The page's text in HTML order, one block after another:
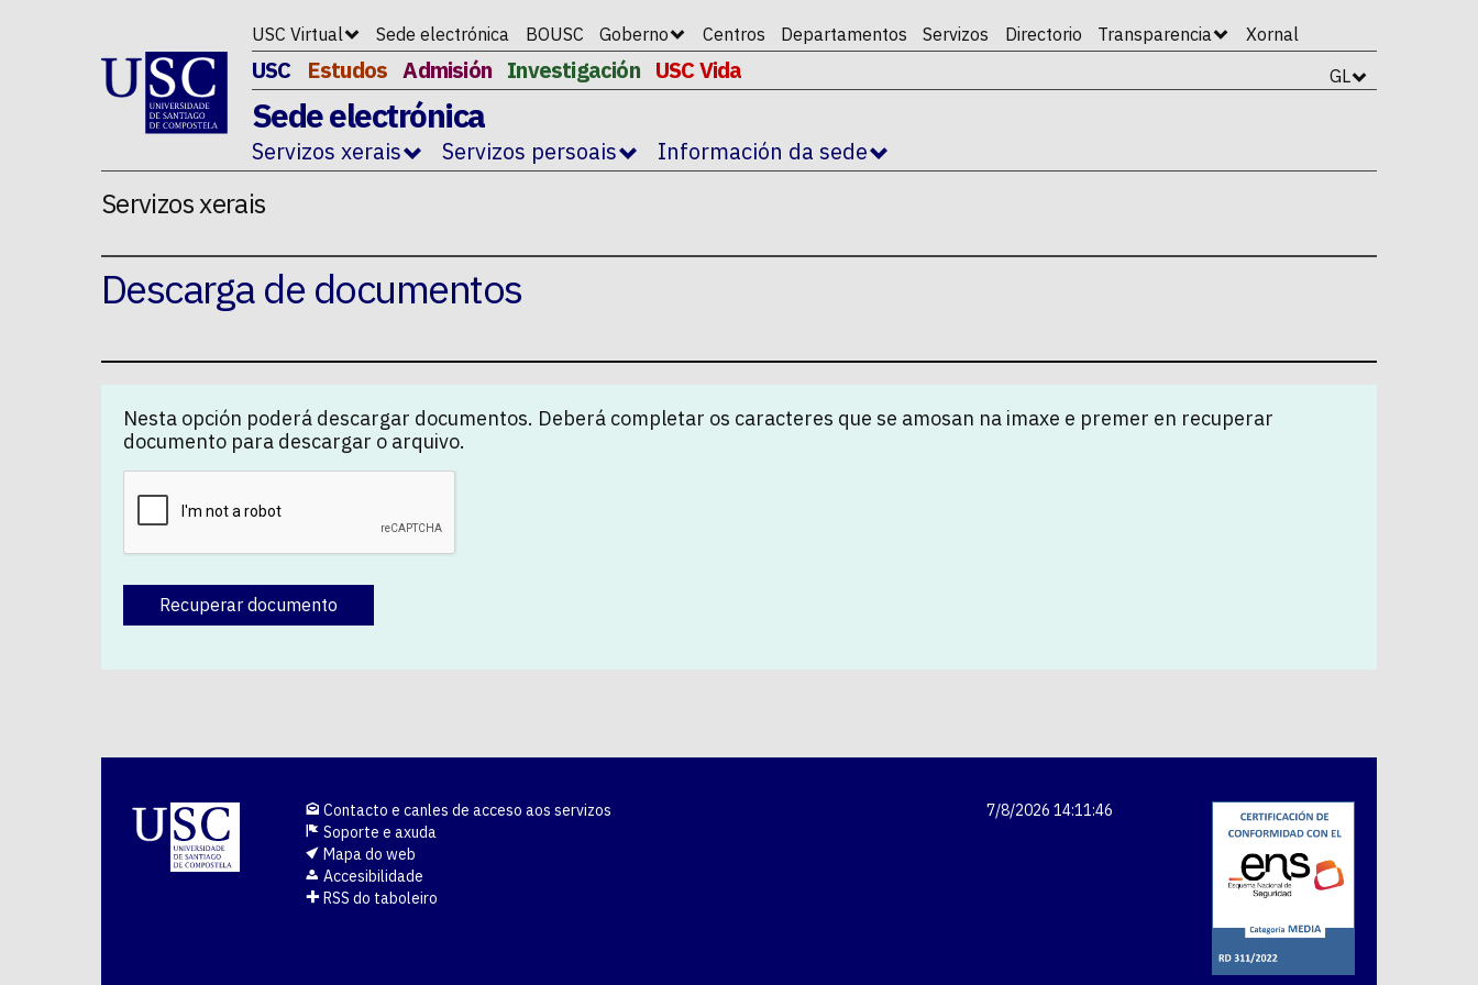
USC Virtual Sede electrónica BOUSC Goberno Centros Departamentos Servizos Directorio Transparencia Xornal
USC Estudos Admisión Investigación USC Vida
Sede electrónica
Servizos xerais Servizos persoais Información da sede
GL
Servizos xerais
Descarga de documentos
Nesta opción poderá descargar documentos. Deberá completar os caracteres que se amosan na imaxe e premer en recuperar
documento para descargar o arquivo.
Recuperar documento
Contacto e canles de acceso aos servizos
Soporte e axuda
Mapa do web
Accesibilidade
RSS do taboleiro
7/8/2026 14:11:46